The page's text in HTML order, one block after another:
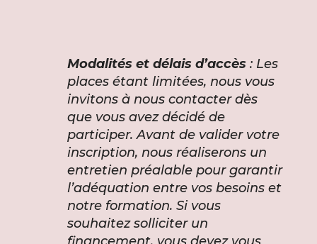
Modalités et délais d’accès : Les
places étant limitées, nous vous
invitons à nous contacter dès
que vous avez décidé de
participer. Avant de valider votre
inscription, nous réaliserons un
entretien préalable pour garantir
l’adéquation entre vos besoins et
notre formation. Si vous
souhaitez solliciter un
financement, vous devez vous